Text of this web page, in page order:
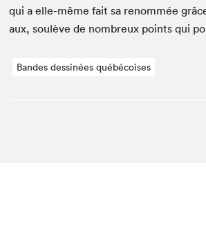
qui a elle-même fait sa renom­mée
aux, soulève de nom­breux points qui
Bandes dessinées québécoises